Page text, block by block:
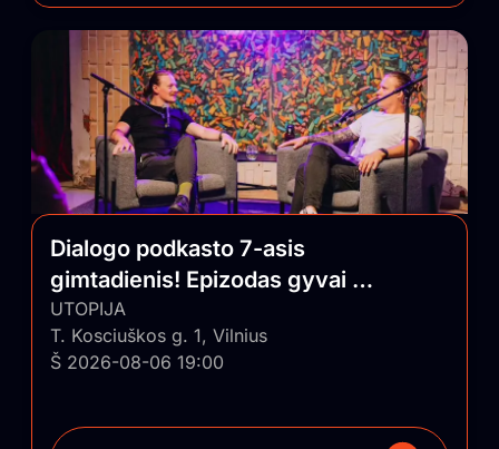
Dialogo podkasto 7-asis
gimtadienis! Epizodas gyvai su
auditorija
UTOPIJA
T. Kosciuškos g. 1, Vilnius
Š 2026-08-06 19:00